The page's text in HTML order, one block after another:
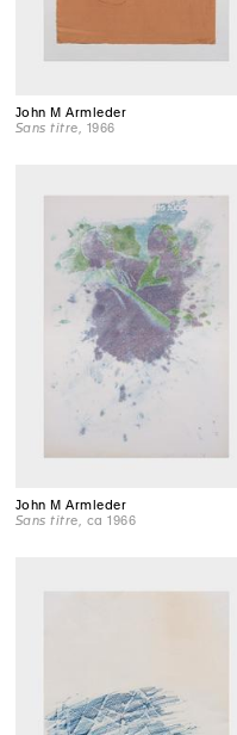
John M Armleder
Sans titre , 1966
John M Armleder
Sans titre , ca 1966